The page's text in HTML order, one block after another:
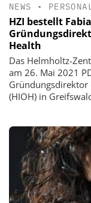
NEWS •
HZI bestellt
Health
Das Helmholtz-
am 26. Mai 2021
(HIOH) in